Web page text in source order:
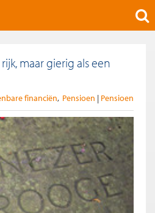
maar gierig als een
financiën Pensioen Pensioen